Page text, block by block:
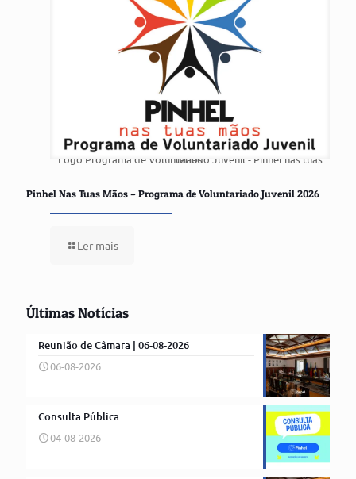
Logo Programa de Voluntariado Juvenil - Pinhel nas tuas Mãos
Pinhel Nas Tuas Mãos – Programa de Voluntariado Juvenil 2026
Ler mais
Últimas Notícias
Reunião de Câmara | 06-08-2026
06-08-2026
Consulta Pública
04-08-2026